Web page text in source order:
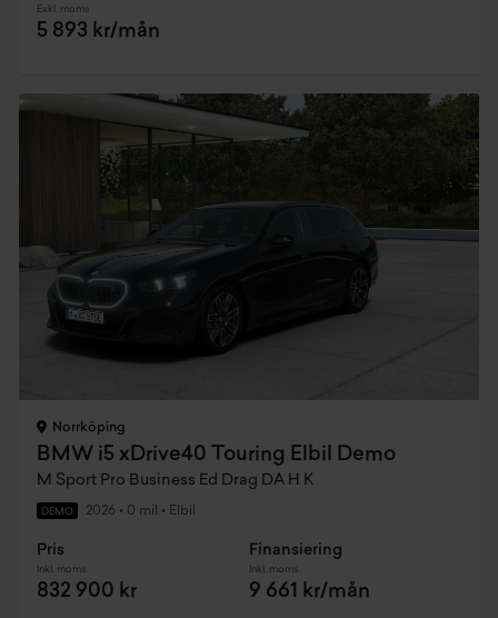
Exkl. moms
5 893 kr/mån
Norrköping
BMW i5 xDrive40 Touring Elbil Demo
M Sport Pro Business Ed Drag DA H K
DEMO 2026 • 0 mil • Elbil
Pris
Inkl. moms
832 900 kr
Finansiering
Inkl. moms
9 661 kr/mån